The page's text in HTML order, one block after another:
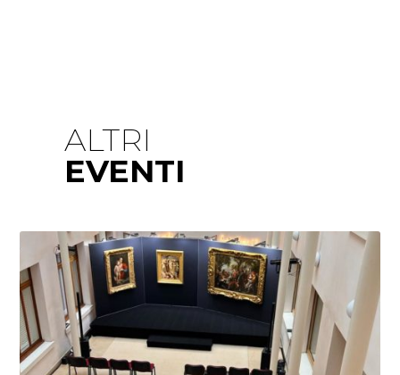
ALTRI
EVENTI